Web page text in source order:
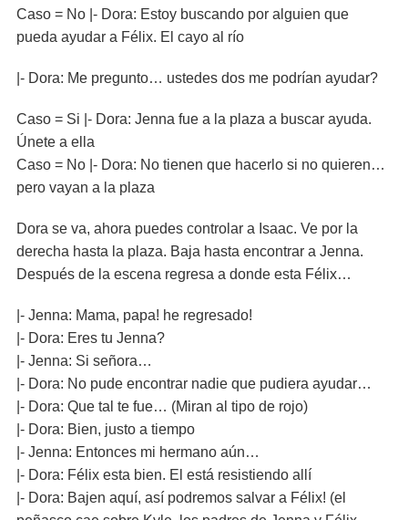
Caso = No |- Dora: Estoy buscando por alguien que
pueda ayudar a Félix. El cayo al río
|- Dora: Me pregunto… ustedes dos me podrían ayudar?
Caso = Si |- Dora: Jenna fue a la plaza a buscar ayuda.
Únete a ella
Caso = No |- Dora: No tienen que hacerlo si no quieren…
pero vayan a la plaza
Dora se va, ahora puedes controlar a Isaac. Ve por la
derecha hasta la plaza. Baja hasta encontrar a Jenna.
Después de la escena regresa a donde esta Félix…
|- Jenna: Mama, papa! he regresado!
|- Dora: Eres tu Jenna?
|- Jenna: Si señora…
|- Dora: No pude encontrar nadie que pudiera ayudar…
|- Dora: Que tal te fue… (Miran al tipo de rojo)
|- Dora: Bien, justo a tiempo
|- Jenna: Entonces mi hermano aún…
|- Dora: Félix esta bien. El está resistiendo allí
|- Dora: Bajen aquí, así podremos salvar a Félix! (el